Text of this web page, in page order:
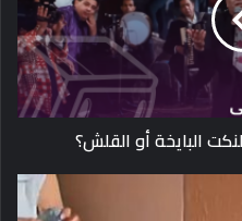
البايخة أو القلش؟